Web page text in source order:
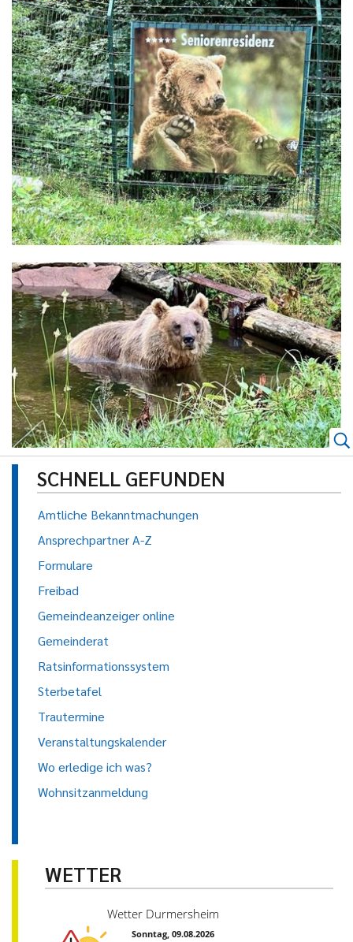
SCHNELL GEFUNDEN
Amtliche Bekanntmachungen
Ansprechpartner A-Z
Formulare
Freibad
Gemeindeanzeiger online
Gemeinderat
Ratsinformationssystem
Sterbetafel
Trautermine
Veranstaltungskalender
Wo erledige ich was?
Wohnsitzanmeldung
WETTER
Wetter Durmersheim
Sonntag, 09.08.2026